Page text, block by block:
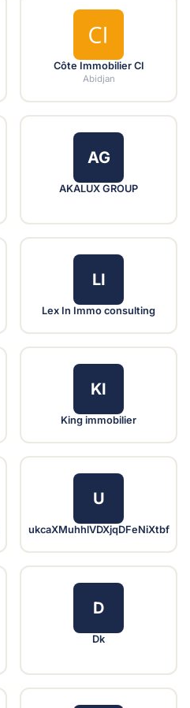
Côte Immobilier CI
Abidjan
AG
AKALUX GROUP
LI
Lex In Immo consulting
KI
King immobilier
U
ukcaXMuhhlVDXjqDFeNiXtbf
D
Dk